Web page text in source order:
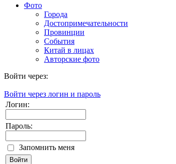
Фото
Города
Достопримечательности
Провинции
События
Китай в лицах
Авторские фото
Войти через:
Войти через логин и пароль
Логин:
Пароль:
Запомнить меня